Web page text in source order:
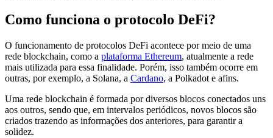
Como funciona o protocolo DeFi?
O funcionamento de protocolos DeFi acontece por meio de uma
rede blockchain, como a plataforma Ethereum, atualmente a rede
mais utilizada para essa finalidade. Porém, isso também ocorre em
outras, por exemplo, a Solana, a Cardano, a Polkadot e afins.
Uma rede blockchain é formada por diversos blocos conectados uns
aos outros, sendo que, em intervalos periódicos, novos blocos são
criados trazendo as informações dos anteriores, para garantir a
solidez.